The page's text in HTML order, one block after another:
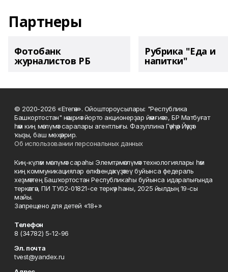
Партнеры
Фотобанк
журналистов РБ
Рубрика "Еда и
напитки"
© 2020-2026 «Етегән». Ойоштороусылары: "Республика
Башкортостан" нәшриәт йорто акционерҙар йәмғиәте, БР Матбуғат
һәм киң мәғлүмәт саралары агентлығы. Фазуллина Гәүһәр Йәүҙәт
ҡыҙы, баш мөхәррир.
Об использовании персональных данных
Киң-күләм мәғлүмәт сараһы Элемтә, мәғлүмәт технологиялары һәм
киң коммуникациялар өлкәһендә күҙәтеү буйынса федераль
хеҙмәттең Башҡортостан Республикаһы буйынса идаралығында
теркәлгән, ПИ ТУ02-01821-се теркәү һаны, 2025 йылдың 19-сы
майы.
Запрещено для детей «18+»
Телефон
8 (34782) 5-12-96
Эл. почта
tvest@yandex.ru